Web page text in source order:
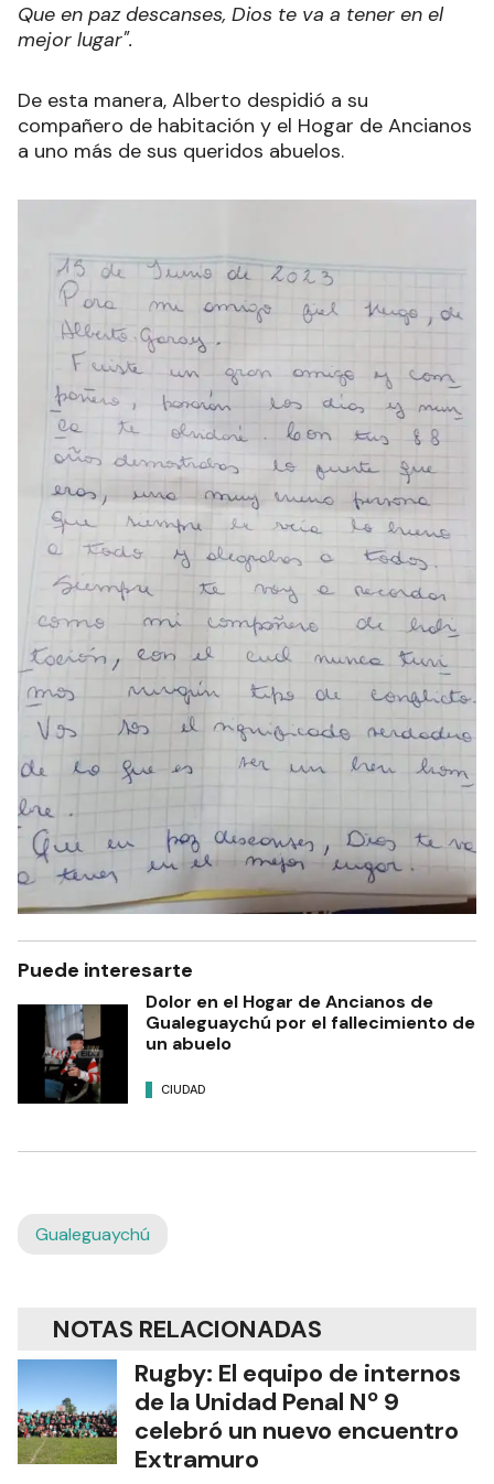
Que en paz descanses, Dios te va a tener en el
mejor lugar".
De esta manera, Alberto despidió a su
compañero de habitación y el Hogar de Ancianos
a uno más de sus queridos abuelos.
Puede interesarte
Dolor en el Hogar de Ancianos de
Gualeguaychú por el fallecimiento de
un abuelo
CIUDAD
Gualeguaychú
NOTAS RELACIONADAS
Rugby: El equipo de internos
de la Unidad Penal Nº 9
celebró un nuevo encuentro
Extramuro